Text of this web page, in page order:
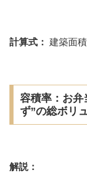
計算式： 建築面
容積率：お弁
ず”の総ボリ
解説：